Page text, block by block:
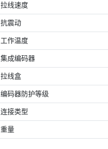
拉线速度
抗震动
工作温度
集成编码器
拉线盒
编码器防护等级
连接类型
重量